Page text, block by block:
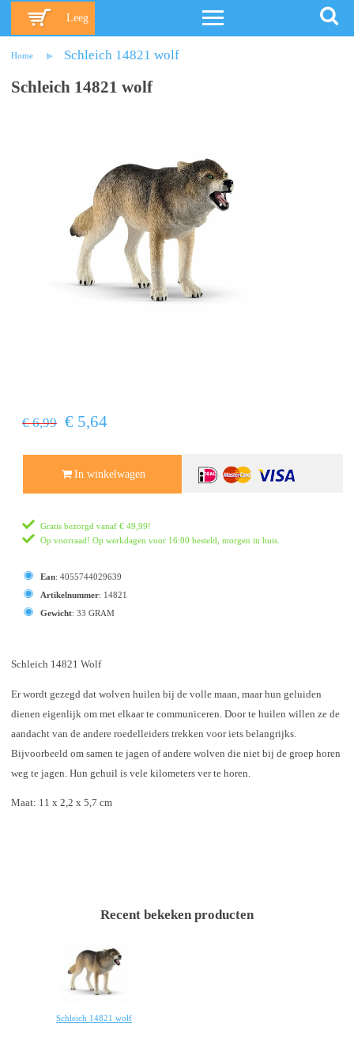
Leeg
Home Schleich 14821 wolf
Schleich 14821 wolf
€ 6,99 € 5,64
In winkelwagen
Gratis bezorgd vanaf € 49,99!
Op voorraad! Op werkdagen voor 16:00 besteld, morgen in huis.
Ean: 4055744029639
Artikelnummer: 14821
Gewicht: 33 GRAM
Schleich 14821 Wolf
Er wordt gezegd dat wolven huilen bij de volle maan, maar hun geluiden
dienen eigenlijk om met elkaar te communiceren. Door te huilen willen ze de
aandacht van de andere roedelleiders trekken voor iets belangrijks.
Bijvoorbeeld om samen te jagen of andere wolven die niet bij de groep horen
weg te jagen. Hun gehuil is vele kilometers ver te horen.
Maat: 11 x 2,2 x 5,7 cm
Recent bekeken producten
Schleich 14821 wolf